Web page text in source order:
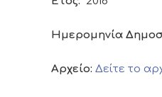
Ημερομηνία
Αρχείο: Δείτε το